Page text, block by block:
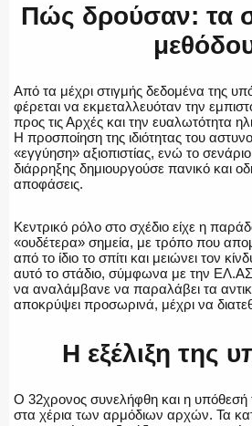
Πώς δρούσαν: τα
Από τα μέχρι στιγμής δεδομένα της
φέρεται να εκμεταλλευόταν την
προς τις Αρχές και την ευαλωτότητα
Η προσποίηση της ιδιότητας του
«εγγύηση» αξιοπιστίας, ενώ το σενάριο
διάρρηξης δημιουργούσε πανικό και
αποφάσεις.
Κεντρικό ρόλο στο σχέδιο είχε η
«ουδέτερα» σημεία, με τρόπο που
από το ίδιο το σπίτι και μειώνει τον
αυτό το στάδιο, σύμφωνα με την
να αναλάμβανε να παραλάβει τα
αποκρύψει προσωρινά, μέχρι να
Η εξέλιξη της
Ο 32χρονος συνελήφθη και η υπόθεσή
στα χέρια των αρμόδιων αρχών. Τα